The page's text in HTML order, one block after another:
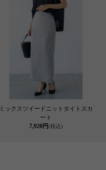
ミックスツイードニットタイトスカ
ート
7,920円(税込)